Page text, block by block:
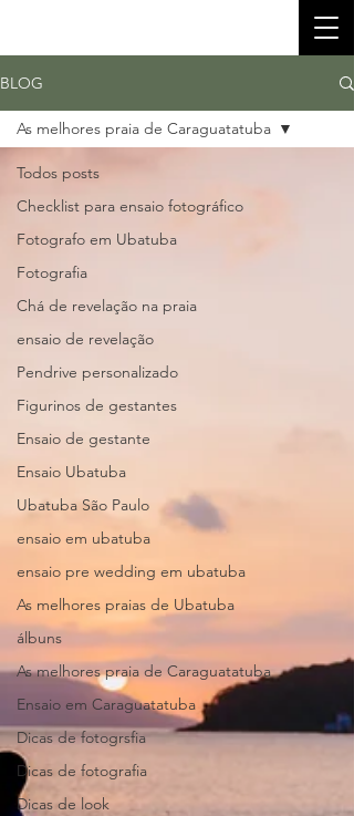
BLOG
Todos posts
Checklist para ensaio fotográfico
Fotografo em Ubatuba
Fotografia
Chá de revelação na praia
ensaio de revelação
Pendrive personalizado
Figurinos de gestantes
Ensaio de gestante
Ensaio Ubatuba
Ubatuba São Paulo
ensaio em ubatuba
ensaio pre wedding em ubatuba
As melhores praias de Ubatuba
álbuns
As melhores praia de Caraguatatuba
Ensaio em Caraguatatuba
Dicas de fotogrsfia
Dicas de fotografia
Dicas de look
As melhores praia de Caraguatatuba